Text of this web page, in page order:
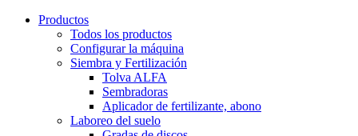
Productos
Todos los productos
Configurar la máquina
Siembra y Fertilización
Tolva ALFA
Sembradoras
Aplicador de fertilizante, abono
Laboreo del suelo